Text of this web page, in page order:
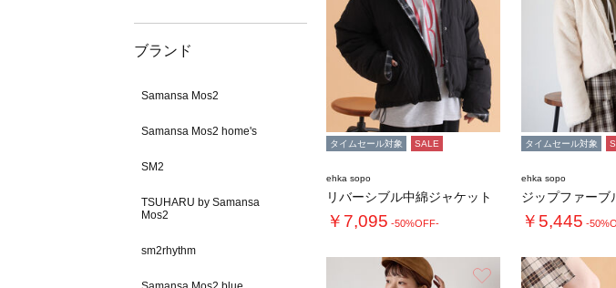
ブランド
Samansa Mos2
Samansa Mos2 home's
SM2
TSUHARU by Samansa
Mos2
sm2rhythm
タイムセール対象 SALE
ehka sopo
リバーシブル中綿ジャケット
￥7,095 -50%OFF-
タイムセール対象
ehka sopo
ジップファーブ
￥5,445 -
お気に入り